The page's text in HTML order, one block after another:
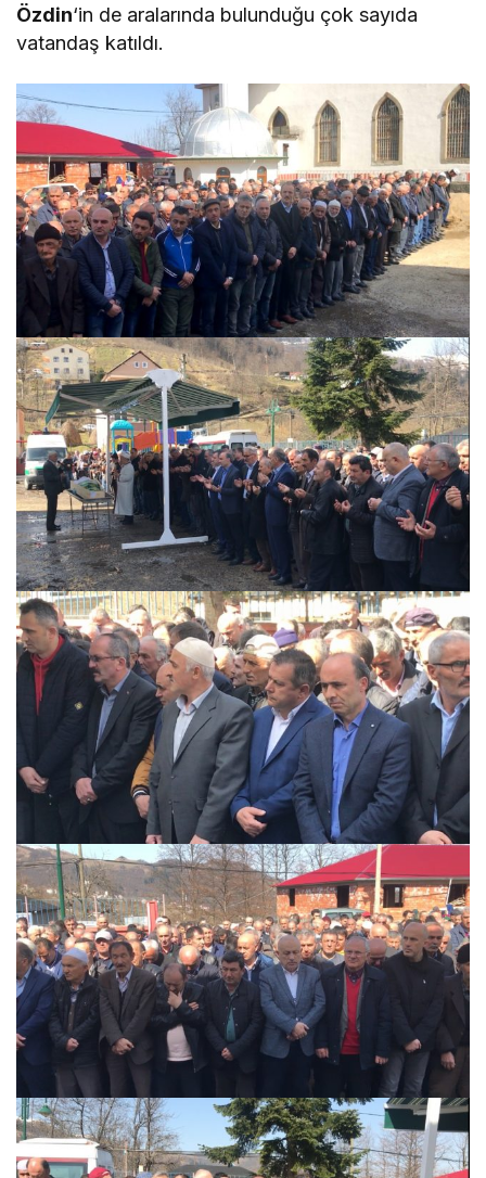
Özdin‘in de aralarında bulunduğu çok sayıda
vatandaş katıldı.